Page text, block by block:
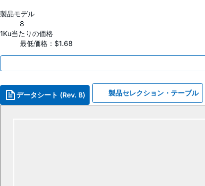
製品モデル
8
1Ku当たりの価格
最低価格：$1.68
データシート (Rev. B) 製品セレクション・テーブル